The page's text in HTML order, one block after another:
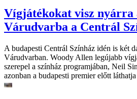
Vígjátékokat visz nyárra
Várudvarba a Centrál
A budapesti Centrál Színház idén is két
Várudvarban. Woody Allen legújabb
szerepel a színház programjában, Neil
azonban a budapesti premier előtt